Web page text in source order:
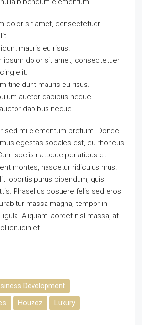
bibendum elementum.
dolor sit amet, consectetuer
mauris eu risus.
ipsum dolor sit amet, consectetuer
elit.
tincidunt mauris eu risus.
auctor dapibus neque.
dapibus neque.
sed mi elementum pretium. Donec
egestas sodales est, eu rhoncus
sociis natoque penatibus et
montes, nascetur ridiculus mus.
lobortis purus bibendum, quis
Phasellus posuere felis sed eros
massa magna, tempor in
Aliquam laoreet nisl massa, at
et.
Development
Houzez
Luxury